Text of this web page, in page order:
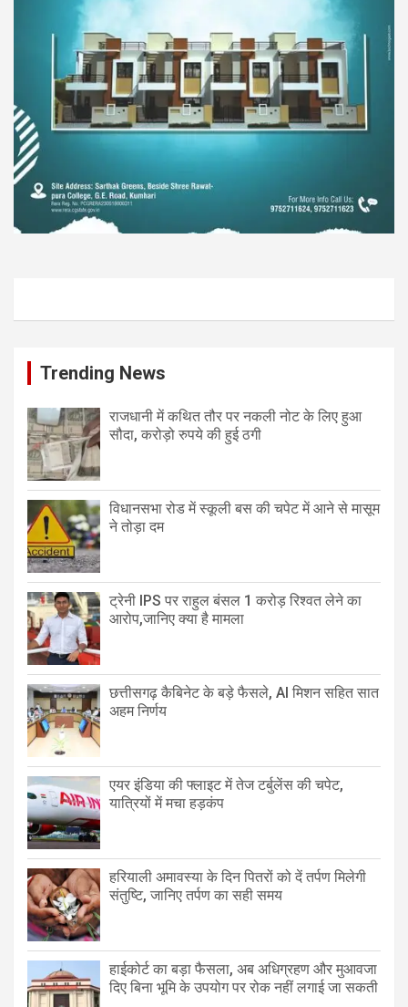
Trending News
राजधानी में कथित तौर पर नकली नोट के लिए हुआ
सौदा, करोड़ो रुपये की हुई ठगी
विधानसभा रोड में स्कूली बस की चपेट में आने से मासूम
ने तोड़ा दम
ट्रेनी IPS पर राहुल बंसल 1 करोड़ रिश्वत लेने का
आरोप,जानिए क्या है मामला
छत्तीसगढ़ कैबिनेट के बड़े फैसले, AI मिशन सहित सात
अहम निर्णय
एयर इंडिया की फ्लाइट में तेज टर्बुलेंस की चपेट,
यात्रियों में मचा हड़कंप
हरियाली अमावस्या के दिन पितरों को दें तर्पण मिलेगी
संतुष्टि, जानिए तर्पण का सही समय
हाईकोर्ट का बड़ा फैसला, अब अधिग्रहण और मुआवजा
दिए बिना भूमि के उपयोग पर रोक नहीं लगाई जा सकती